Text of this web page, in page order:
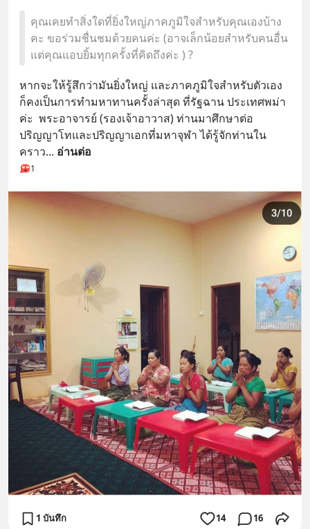
คุณเคยทำสิ่งใดที่ยิ่งใหญ่ภาคภูมิใจสำหรับคุณเองบ้าง
คะ ขอร่วมชื่นชมด้วยคนค่ะ (อาจเล็กน้อยสำหรับคนอื่น
แต่คุณแอบยิ้มทุกครั้งที่คิดถึงค่ะ ) ?
หากจะให้รู้สึกว่ามันยิ่งใหญ่ และภาคภูมิใจสำหรับตัวเอง
ก็คงเป็นการทำมหาทานครั้งล่าสุด ที่รัฐฉาน ประเทศพม่า
ค่ะ  พระอาจารย์ (รองเจ้าอาวาส) ท่านมาศึกษาต่อ
ปริญญาโทและปริญญาเอกที่มหาจุฬา ได้รู้จักท่านใน
คราว... อ่านต่อ
1
1 บันทึก 14 16